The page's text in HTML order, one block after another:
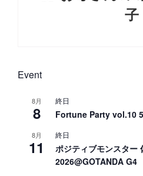
子
Event
8月
8
終日
Fortune Party vol.10
8月
11
終日
ポジティブモンスター
2026@GOTANDA G4